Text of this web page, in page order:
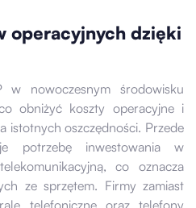
operacyjnych dzięki
w nowoczesnym środowisku
obniżyć koszty operacyjne i
istotnych oszczędności. Przede
potrzebę inwestowania w
co oznacza
ze sprzętem. Firmy zamiast